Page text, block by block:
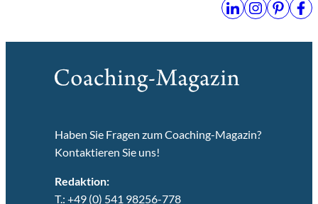
Haben Sie Fragen zum Coaching-Magazin?
Kontaktieren Sie uns!
Redaktion:
T.: +49 (0) 541 98256-778